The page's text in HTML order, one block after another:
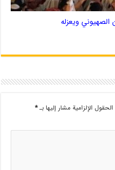
الحقول الإلزامية مشار إليها بـ*